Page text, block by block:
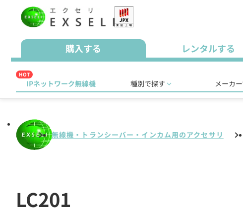
購入する レンタルする
HOT
IPネットワーク無線機 種別で探す メーカ
無線機・トランシーバー・インカム用のアクセサリ
LC201